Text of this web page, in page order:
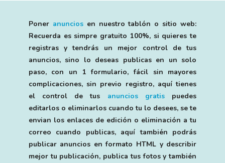
Poner anunciosen nuestro tablón o sitio web:
Recuerda es simpre gratuito 100%, si quieres te
registras y tendrás un mejor control de tus
anuncios, sino lo deseas publicas en un solo
paso, con un 1 formulario, fácil sin mayores
complicaciones, sin previo registro, aquí tienes
el control de tus anuncios gratispuedes
editarlos o eliminarlos cuando tu lo desees, se te
envian los enlaces de edición o eliminación a tu
correo cuando publicas, aquí también podrás
publicar anuncios en formato HTML y describir
mejor tu publicación, publica tus fotos y también